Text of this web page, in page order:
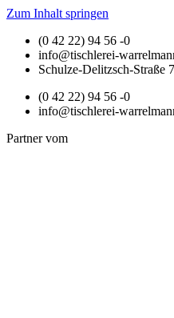
Zum Inhalt springen
(0 42 22) 94 56 -0
info@tischlerei-
Schulze-Delitzsch-Straße
(0 42 22) 94 56 -0
info@tischlerei-
Partner vom